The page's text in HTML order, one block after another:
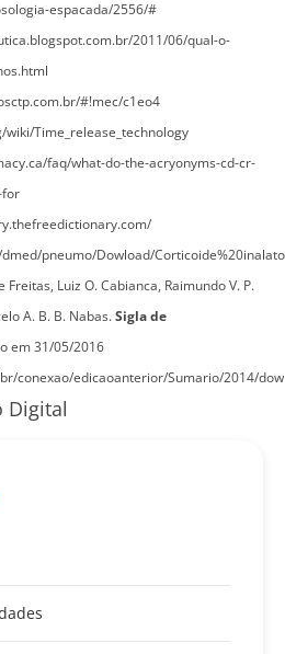
espacada/2556/#
2011/06/qual-o-
#!mec/c1eo4
Time_release_technology
faq/what-do-the-acryonyms-cd-cr-
for
pneumo/Dowload/
Freitas, Luiz O. Cabianca, Raimundo V. P.
A. B. B. Nabas.Sigla de
em 31/05/2016
conexao/edicaoanterior/Sumario/2014/
Digital